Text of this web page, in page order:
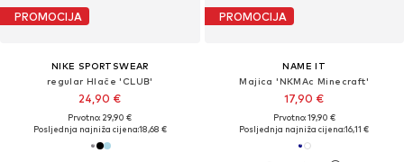
PROMOCIJA
NIKE SPORTSWEAR
regular Hlače 'CLUB'
24,90 €
Prvotno: 29,90 €
Posljednja najniža cijena:18,68 €
PROMOCIJA
NAME IT
Majica 'NKMAc Minecraft'
17,90 €
Prvotno: 19,90 €
Posljednja najniža cijena:16,11 €